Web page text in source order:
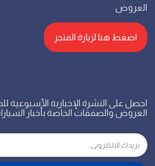
العروض
اضغط هنا لزيارة المتجر
احصل على النشرة الإخبارية
العروض والصفقات الخاصة بأخبار